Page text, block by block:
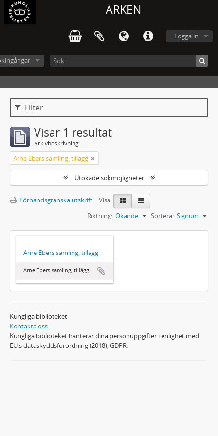
ARKEN
Logga in
Filter
Visar 1 resultat
Arkivbeskrivning
Arne Ebers samling, tillägg
Utökade sökmöjligheter
Förhandsgranska utskrift
Visa:
Sortera: Signum
Riktning: Ökande
Arne Ebers samling, tillägg
Arne Ebers samling, tillägg
Kungliga biblioteket
Kontakta oss
Kungliga biblioteket hanterar dina personuppgifter i enlighet med
EU:s dataskyddsförordning (2018), GDPR.